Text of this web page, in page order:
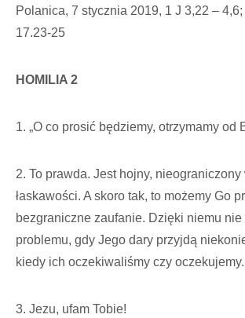
Polanica, 7 stycznia 2019, 1 J 3,22 –
17.23-25
HOMILIA 2
1. „O co prosić będziemy, otrzymamy od
2. To prawda. Jest hojny, nieograniczony
łaskawości. A skoro tak, to możemy Go
bezgraniczne zaufanie. Dzięki niemu
problemu, gdy Jego dary przyjdą
kiedy ich oczekiwaliśmy czy oczekujemy.
3. Jezu, ufam Tobie!